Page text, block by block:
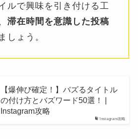
ルで興味を引き付ける工
滞在時間を意識した投稿
しょう。
Instagram攻略
【爆伸び確定！】バズるタイトル
の付け方とバズワード50選！ |
Instagram攻略